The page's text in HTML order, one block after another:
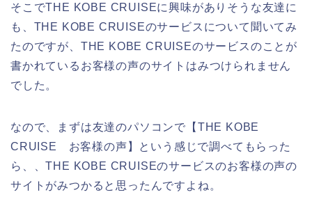
そこでTHE KOBE CRUISEに興味がありそうな友達に
も、THE KOBE CRUISEのサービスについて聞いてみ
たのですが、THE KOBE CRUISEのサービスのことが
書かれているお客様の声のサイトはみつけられません
でした。
なので、まずは友達のパソコンで【THE KOBE
CRUISE お客様の声】という感じで調べてもらった
ら、、THE KOBE CRUISEのサービスのお客様の声の
サイトがみつかると思ったんですよね。